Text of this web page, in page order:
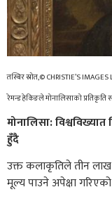
तस्बिर स्रोत,© CHRISTIE’S IMAGES
रेमन्ड हेकिङले मोनालिसाको
मोनालिसा:
हुँदै
उक्त कलाकृतिले तीन लाख
मूल्य पाउने अपेक्षा